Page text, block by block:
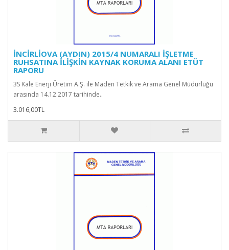
İNCİRLİOVA (AYDIN) 2015/4 NUMARALI İŞLETME
RUHSATINA İLİŞKİN KAYNAK KORUMA ALANI ETÜT
RAPORU
3S Kale Enerji Üretim A.Ş. ile Maden Tetkik ve Arama Genel Müdürlüğü
arasında 14.12.2017 tarihinde..
3.016,00TL